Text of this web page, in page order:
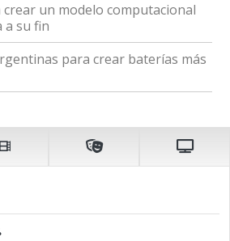
un modelo computacional
a su fin
para crear baterías más